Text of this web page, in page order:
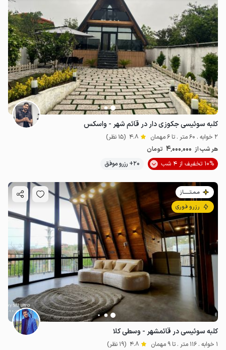
کلبه سوئیسی جکوزی دار در قائم شهر - واسکس
2 خوابه . 60 متر . تا 6 مهمان 4.8 (15 نظر)
هر شب از 4٬000٬000 تومان
10% تخفیف از 4 شب
20+ رزرو موفق
مـمـتــــــاز
رزرو فوری
کلبه سوئیسی در قائمشهر - وسطی کلا
1 خوابه . 116 متر . تا 9 مهمان 4.8 (19 نظر)